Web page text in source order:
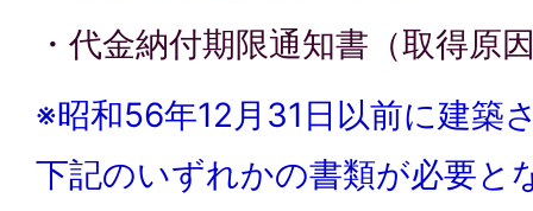
・代金納付期限通知書（取得原
※昭和56年12月31日以前に建築
下記のいずれかの書類が必要と